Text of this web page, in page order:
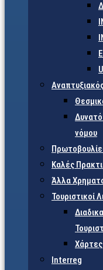
νόμου
Καλές
Άλλα
Τουριστικοί
Interreg